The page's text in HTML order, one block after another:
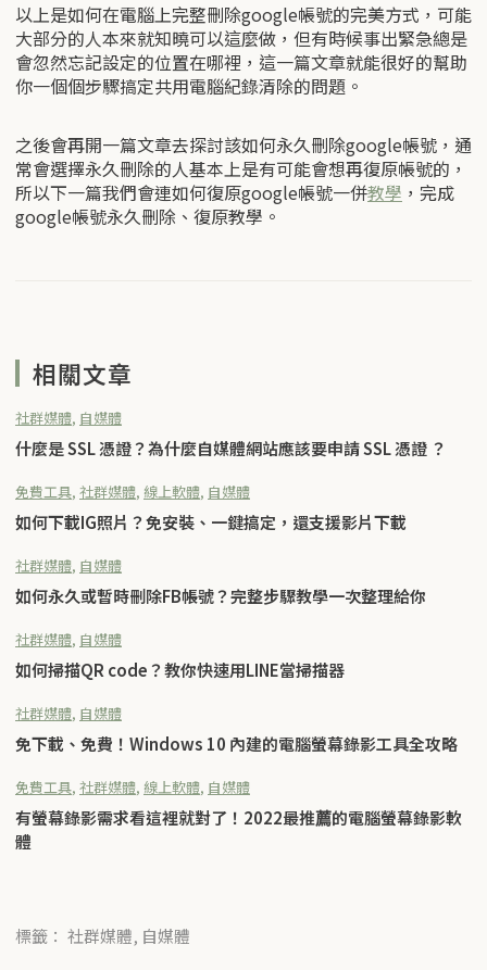
以上是如何在電腦上完整刪除google帳號的完美方式，可能
大部分的人本來就知曉可以這麼做，但有時候事出緊急總是
會忽然忘記設定的位置在哪裡，這一篇文章就能很好的幫助
你一個個步驟搞定共用電腦紀錄清除的問題。
之後會再開一篇文章去探討該如何永久刪除google帳號，通
常會選擇永久刪除的人基本上是有可能會想再復原帳號的，
所以下一篇我們會連如何復原google帳號一併教學 ，完成
google帳號永久刪除、復原教學。
相關文章
社群媒體, 自媒體
什麼是 SSL 憑證？為什麼自媒體網站應該要申請 SSL 憑證 ？
免費工具, 社群媒體, 線上軟體, 自媒體
如何下載IG照片？免安裝、一鍵搞定，還支援影片下載
社群媒體, 自媒體
如何永久或暫時刪除FB帳號？完整步驟教學一次整理給你
社群媒體, 自媒體
如何掃描QR code？教你快速用LINE當掃描器
社群媒體, 自媒體
免下載、免費！Windows 10 內建的電腦螢幕錄影工具全攻略
免費工具, 社群媒體, 線上軟體, 自媒體
有螢幕錄影需求看這裡就對了！2022最推薦的電腦螢幕錄影軟
體
標籤： 社群媒體, 自媒體